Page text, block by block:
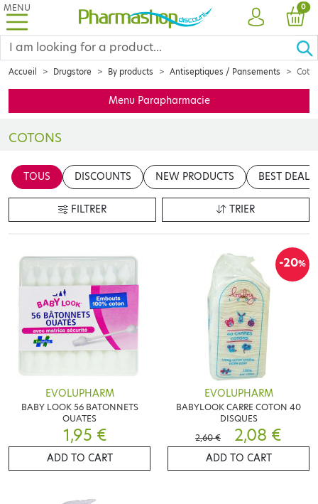
MENU
ACCOUNT
0
Accueil Drugstore By products Antiseptiques / Pansements
Menu Parapharmacie
COTONS
TOUS
DISCOUNTS NEW PRODUCTS BEST DEALS
FILTRER TRIER
EVOLUPHARM
BABY LOOK 56 BATONNETS
OUATES
1,95 €
ADD TO CART
-20%
EVOLUPHARM
BABYLOOK CARRE COTON 40
DISQUES
2,60 €
2,08 €
ADD TO CART